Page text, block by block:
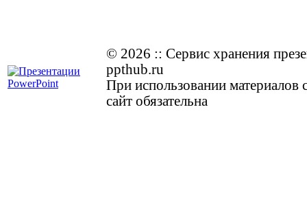
© 2026 :: Cервис хранения
ppthub.ru
При использовании материалов
сайт обязательна